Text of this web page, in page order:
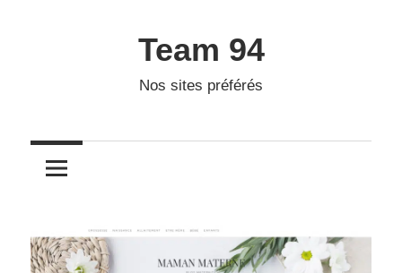
Team 94
Nos sites préférés